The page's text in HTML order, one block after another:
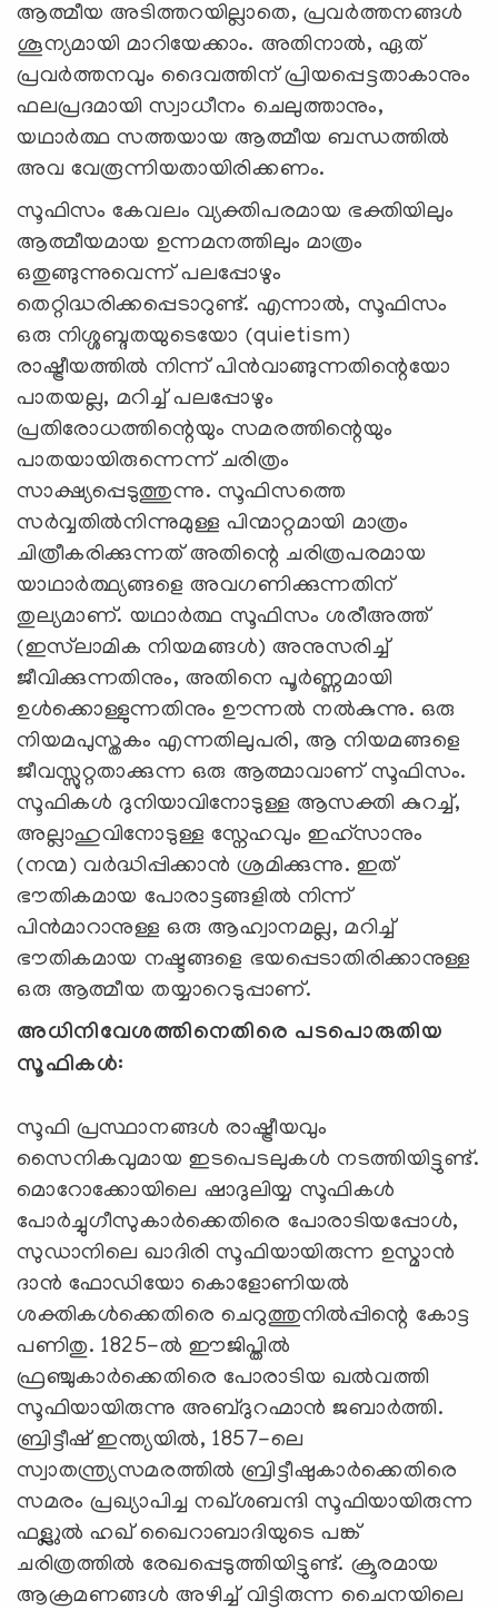
ആത്മീയ അടിത്തറയില്ലാതെ, പ്രവർത്തനങ്ങൾ
ശൂന്യമായി മാറിയേക്കാം. അതിനാൽ, ഏത്
പ്രവർത്തനവും ദൈവത്തിന് പ്രിയപ്പെട്ടതാകാനും
ഫലപ്രദമായി സ്വാധീനം ചെലുത്താനും,
യഥാർത്ഥ സത്തയായ ആത്മീയ ബന്ധത്തിൽ
അവ വേരൂന്നിയതായിരിക്കണം.
സൂഫിസം കേവലം വ്യക്തിപരമായ ഭക്തിയിലും
ആത്മീയമായ ഉന്നമനത്തിലും മാത്രം
ഒതുങ്ങുന്നുവെന്ന് പലപ്പോഴും
തെറ്റിദ്ധരിക്കപ്പെടാറുണ്ട്. എന്നാൽ, സൂഫിസം
ഒരു നിശ്ശബ്ദതയുടെയോ (quietism)
രാഷ്ട്രീയത്തിൽ നിന്ന് പിൻവാങ്ങുന്നതിന്റെയോ
പാതയല്ല, മറിച്ച് പലപ്പോഴും
പ്രതിരോധത്തിന്റെയും സമരത്തിന്റെയും
പാതയായിരുന്നെന്ന് ചരിത്രം
സാക്ഷ്യപ്പെടുത്തുന്നു. സൂഫിസത്തെ
സർവ്വതിൽനിന്നുമുള്ള പിന്മാറ്റമായി മാത്രം
ചിത്രീകരിക്കുന്നത് അതിന്റെ ചരിത്രപരമായ
യാഥാർത്ഥ്യങ്ങളെ അവഗണിക്കുന്നതിന്
തുല്യമാണ്. യഥാർത്ഥ സൂഫിസം ശരീഅത്ത്
(ഇസ്‍ലാമിക നിയമങ്ങൾ) അനുസരിച്ച്
ജീവിക്കുന്നതിനും, അതിനെ പൂർണ്ണമായി
ഉൾക്കൊള്ളുന്നതിനും ഊന്നൽ നൽകുന്നു. ഒരു
നിയമപുസ്തകം എന്നതിലുപരി, ആ നിയമങ്ങളെ
ജീവസ്സുറ്റതാക്കുന്ന ഒരു ആത്മാവാണ് സൂഫിസം.
സൂഫികൾ ദുനിയാവിനോടുള്ള ആസക്തി കുറച്ച്,
അല്ലാഹുവിനോടുള്ള സ്നേഹവും ഇഹ്‌സാനും
(നന്മ) വർദ്ധിപ്പിക്കാൻ ശ്രമിക്കുന്നു. ഇത്
ഭൗതികമായ പോരാട്ടങ്ങളിൽ നിന്ന്
പിൻമാറാനുള്ള ഒരു ആഹ്വാനമല്ല, മറിച്ച്
ഭൗതികമായ നഷ്ടങ്ങളെ ഭയപ്പെടാതിരിക്കാനുള്ള
ഒരു ആത്മീയ തയ്യാറെടുപ്പാണ്.
അധിനിവേശത്തിനെതിരെ പടപൊരുതിയ
സൂഫികൾ:
സൂഫി പ്രസ്ഥാനങ്ങൾ രാഷ്ട്രീയവും
സൈനികവുമായ ഇടപെടലുകൾ നടത്തിയിട്ടുണ്ട്.
മൊറോക്കോയിലെ ഷാദുലിയ്യ സൂഫികൾ
പോർച്ചുഗീസുകാർക്കെതിരെ പോരാടിയപ്പോൾ,
സുഡാനിലെ ഖാദിരി സൂഫിയായിരുന്ന ഉസ്മാൻ
ദാൻ ഫോഡിയോ കൊളോണിയൽ
ശക്തികൾക്കെതിരെ ചെറുത്തുനിൽപ്പിന്റെ കോട്ട
പണിതു. 1825-ൽ ഈജിപ്തിൽ
ഫ്രഞ്ചുകാർക്കെതിരെ പോരാടിയ ഖൽവത്തി
സൂഫിയായിരുന്നു അബ്ദുറഹ്മാൻ ജബാർത്തി.
ബ്രിട്ടീഷ് ഇന്ത്യയിൽ, 1857-ലെ
സ്വാതന്ത്ര്യസമരത്തിൽ ബ്രിട്ടീഷുകാർക്കെതിരെ
സമരം പ്രഖ്യാപിച്ച നഖ്ശബന്ദി സൂഫിയായിരുന്ന
ഫള്ലുൽ ഹഖ് ഖൈറാബാദിയുടെ പങ്ക്
ചരിത്രത്തിൽ രേഖപ്പെടുത്തിയിട്ടുണ്ട്. ക്രൂരമായ
ആക്രമണങ്ങൾ അഴിച്ച് വിട്ടിരുന്ന ചൈനയിലെ